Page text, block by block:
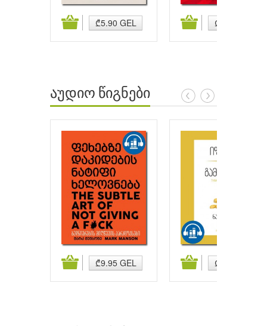
₾5.90 GEL ₾5.90 GEL
კალათაში დამატება კალათაში დამატება
აუდიო წიგნები
₾9.95 GEL ₾9.95 GEL
კალათაში დამატება კალათაში დამატება